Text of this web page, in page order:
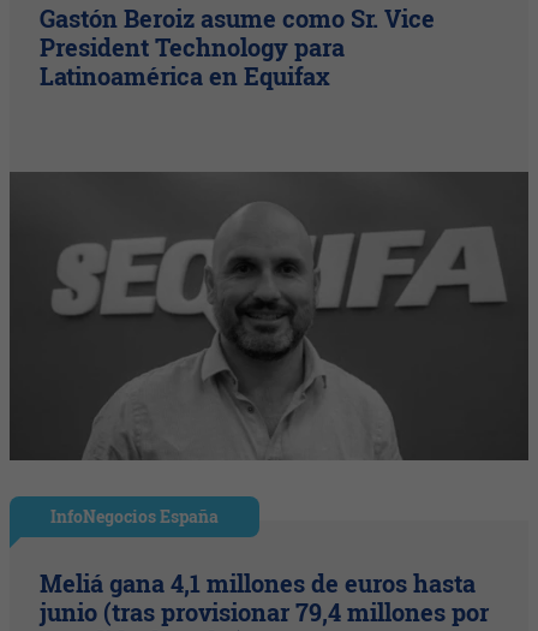
Gastón Beroiz asume como Sr. Vice
President Technology para
Latinoamérica en Equifax
InfoNegocios España
Meliá gana 4,1 millones de euros hasta
junio (tras provisionar 79,4 millones por